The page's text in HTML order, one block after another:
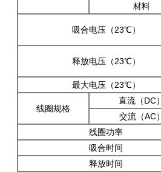
材料
吸合电压（23℃）
释放电压（23℃）
最大电压（23℃）
线圈规格
直流（DC）
交流（AC）
线圈功率
吸合时间
释放时间